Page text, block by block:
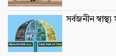
সর্বজনীন